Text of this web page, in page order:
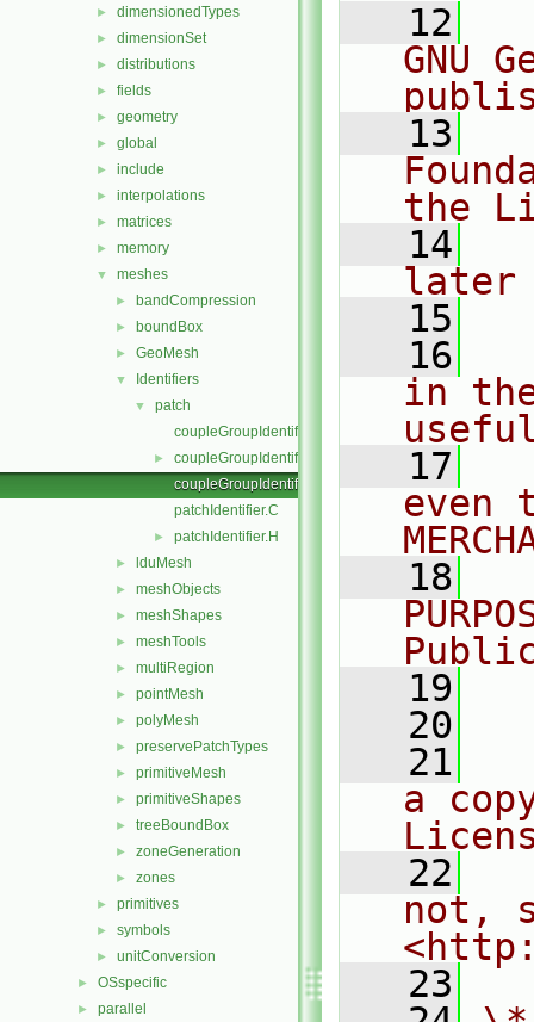
► dimensionedTypes
► dimensionSet
► distributions
► fields
► geometry
► global
► include
► interpolations
► matrices
► memory
▼ meshes
► bandCompression
► boundBox
► GeoMesh
▼ Identifiers
▼
patch
coupleGroupIdentifier.C
►
coupleGroupIdentifier.H
coupleGroupIdentifierI.H
patchIdentifier.C
► patchIdentifier.H
► lduMesh
► meshObjects
► meshShapes
► meshTools
► multiRegion
► pointMesh
► polyMesh
► preservePatchTypes
► primitiveMesh
► primitiveShapes
► treeBoundBox
► zoneGeneration
► zones
► primitives
► symbols
► unitConversion
► OSspecific
► parallel
   12
GNU
   13
the
   14
later
   15
   16
in
   17
even
   18
   19
   20
   21
a
   22
not,
   23